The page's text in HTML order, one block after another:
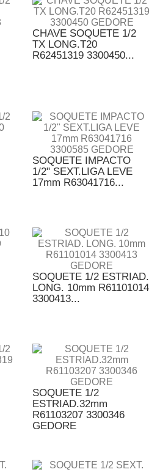
CHAVE SOQUETE 1/2
TX LONG.T20
R62451319 3300450...
SOQUETE IMPACTO
1/2" SEXT.LIGA LEVE
17mm R63041716...
SOQUETE 1/2 ESTRIAD.
LONG. 10mm R61101014
3300413...
SOQUETE 1/2
ESTRIAD.32mm
R61103207 3300346
GEDORE